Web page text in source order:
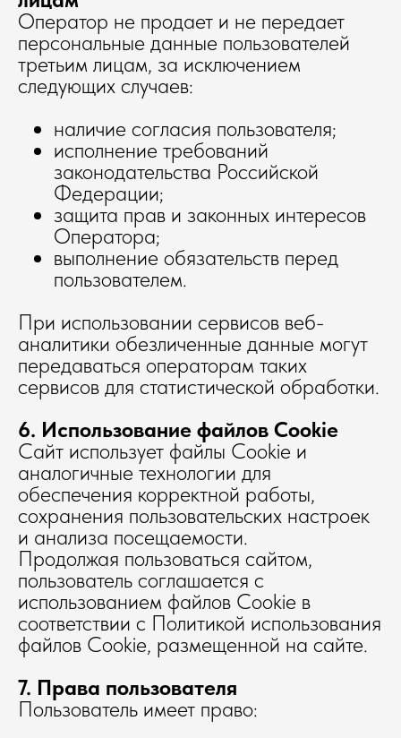
Оператор не продает и не передает
персональные данные пользователей
третьим лицам, за исключением
следующих случаев:
наличие согласия пользователя;
исполнение требований
законодательства Российской
Федерации;
защита прав и законных интересов
Оператора;
выполнение обязательств перед
пользователем.
При использовании сервисов веб-
аналитики обезличенные данные могут
передаваться операторам таких
сервисов для статистической обработки.
6. Использование файлов Cookie
Сайт использует файлы Cookie и
аналогичные технологии для
обеспечения корректной работы,
сохранения пользовательских настроек
и анализа посещаемости.
Продолжая пользоваться сайтом,
пользователь соглашается с
использованием файлов Cookie в
соответствии с Политикой использования
файлов Cookie, размещенной на сайте.
7. Права пользователя
Пользователь имеет право: